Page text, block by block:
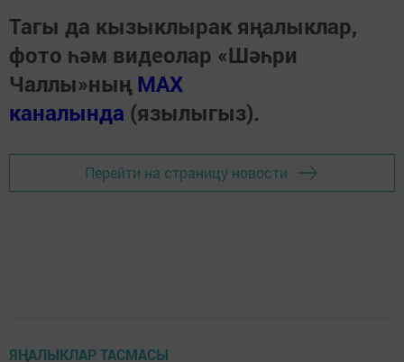
Тагы да кызыклырак яңалыклар,
фото һәм видеолар «Шәһри
Чаллы»ның MAX
каналында (язылыгыз).
Перейти на страницу новости
ЯҢАЛЫКЛАР ТАСМАСЫ